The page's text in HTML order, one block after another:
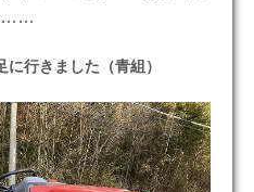
……
行きました（青組）